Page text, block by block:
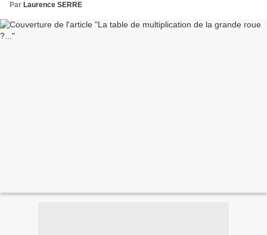
Par Laurence SERRE